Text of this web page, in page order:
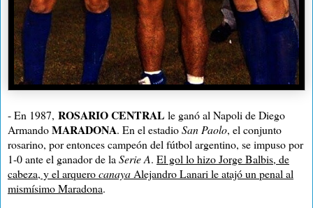
- En 1987, ROSARIO CENTRAL le ganó al Napoli de Diego
ArmandoMARADONA. En el estadioSan Paolo, el conjunto
rosarino, por entonces campeón del fútbol argentino, se impuso por
1-0 ante el ganador de la Serie A. El gol lo hizo Jorge Balbis, de
cabeza, y el arquerocanaya Alejandro Lanari le atajó un penal al
mismísimo Maradona.